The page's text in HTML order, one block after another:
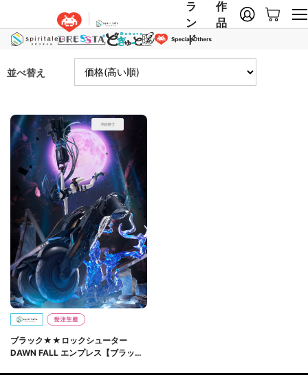
ラ
ン
ド
作
品
並べ替え
ブラック★★ロックシューター
DAWN FALL エンプレス【ブラック